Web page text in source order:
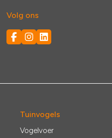
Volg ons
Tuinvogels
Vogelvoer